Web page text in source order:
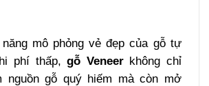
mô phỏng vẻ đẹp của gỗ tự
phí thấp,gỗ Veneerkhông chỉ
nguồn gỗ quý hiếm mà còn mở